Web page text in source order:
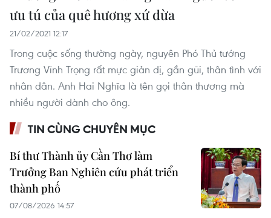
ưu tú của quê hương xứ dừa
21/02/2021 12:17
Trong cuộc sống thường ngày, nguyên Phó Thủ tướng
Trương Vĩnh Trọng rất mực giản dị, gần gũi, thân tình với
nhân dân. Anh Hai Nghĩa là tên gọi thân thương mà
nhiều người dành cho ông.
TIN CÙNG CHUYÊN MỤC
Bí thư Thành ủy Cần Thơ làm
Trưởng Ban Nghiên cứu phát triển
thành phố
07/08/2026 14:57